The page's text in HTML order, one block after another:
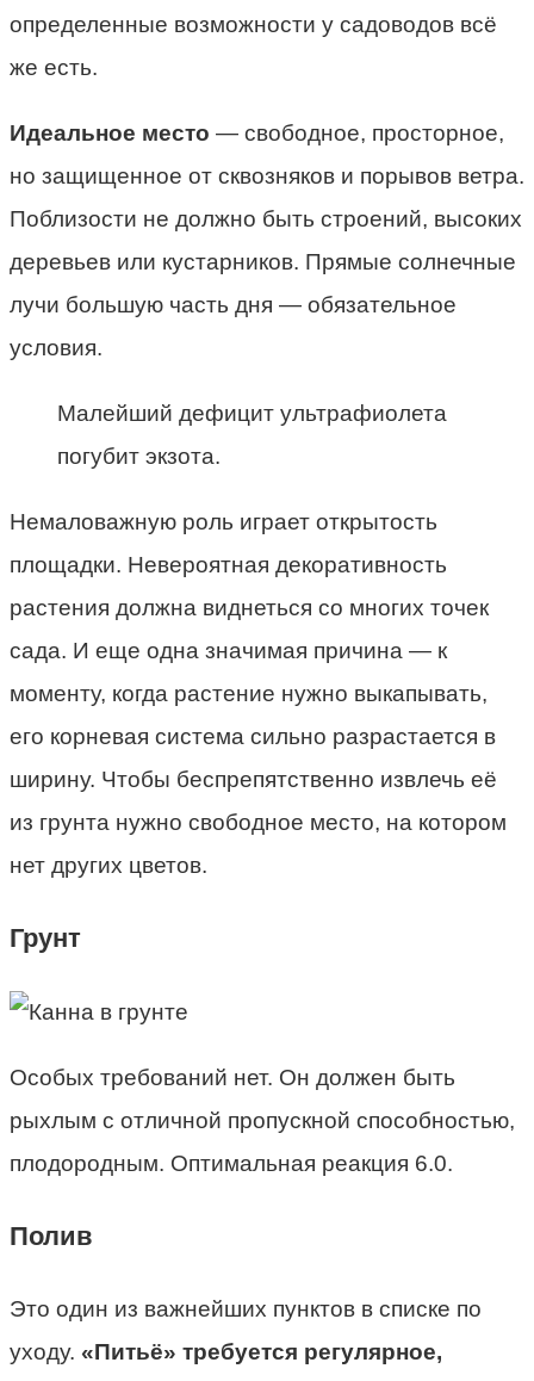
определенные возможности у садоводов всё
же есть.
Идеальное место — свободное, просторное,
но защищенное от сквозняков и порывов ветра.
Поблизости не должно быть строений, высоких
деревьев или кустарников. Прямые солнечные
лучи большую часть дня — обязательное
условия.
Малейший дефицит ультрафиолета
погубит экзота.
Немаловажную роль играет открытость
площадки. Невероятная декоративность
растения должна виднеться со многих точек
сада. И еще одна значимая причина — к
моменту, когда растение нужно выкапывать,
его корневая система сильно разрастается в
ширину. Чтобы беспрепятственно извлечь её
из грунта нужно свободное место, на котором
нет других цветов.
Грунт
Особых требований нет. Он должен быть
рыхлым с отличной пропускной способностью,
плодородным. Оптимальная реакция 6.0.
Полив
Это один из важнейших пунктов в списке по
уходу. «Питьё» требуется регулярное,